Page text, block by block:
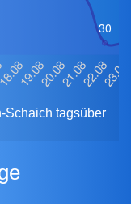
Schaich tagsüber